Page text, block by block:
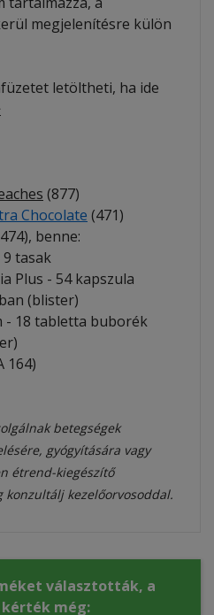
megjelenítésre külön
letöltheti, ha ide
(877)
Chocolate (471)
benne:
tasak
- 54 kapszula
(blister)
tabletta buborék
164)
betegségek
gyógyítására vagy
étrend-kiegészítő
kezelőorvosoddal.
választották, a
még: